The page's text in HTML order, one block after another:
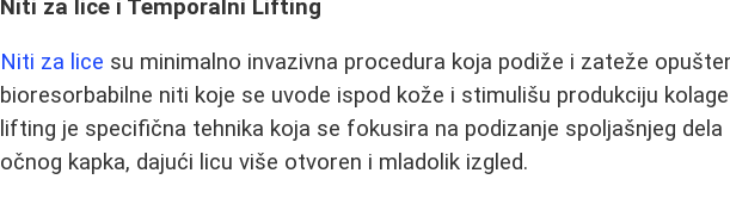
Niti za lice i Temporalni Lifting
Niti za lice su minimalno invazivna procedura koja podiže i zateže
bioresorbabilne niti koje se uvode ispod kože i stimulišu produkciju
lifting je specifična tehnika koja se fokusira na podizanje spoljašnjeg dela
očnog kapka, dajući licu više otvoren i mladolik izgled.